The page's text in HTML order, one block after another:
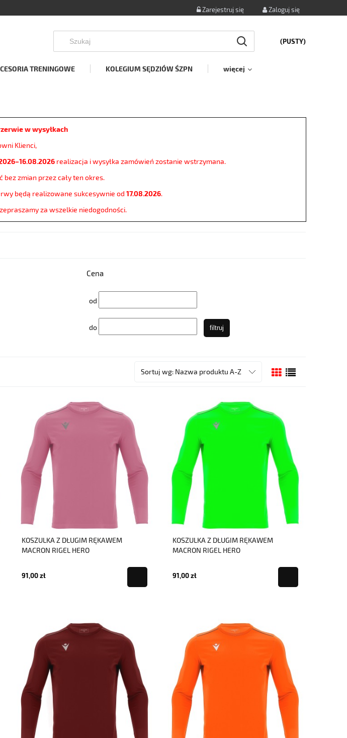
Zarejestruj się Zaloguj się
(PUSTY)
TRENINGOWE KOLEGIUM SĘDZIÓW ŚZPN więcej
w wysyłkach
Klienci,
realizacja i wysyłka zamówień zostanie wstrzymana.
bez zmian przez cały ten okres.
będą realizowane sukcesywnie od 17.08.2026.
za wszelkie niedogodności.
Cena
od
do filtruj
Sortuj wg: Nazwa produktu A-Z
KOSZULKA Z DŁUGIM RĘKAWEM
MACRON RIGEL HERO
91,00 zł
KOSZULKA Z DŁUGIM RĘKAWEM
MACRON RIGEL HERO
91,00 zł